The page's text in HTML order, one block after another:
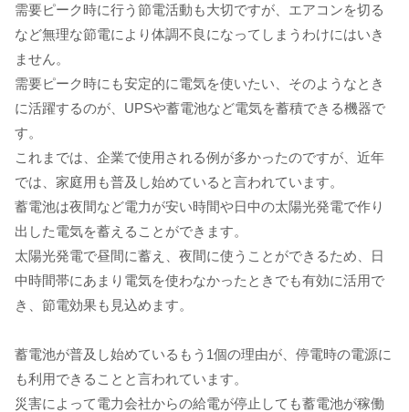
需要ピーク時に行う節電活動も大切ですが、エアコンを切る
など無理な節電により体調不良になってしまうわけにはいき
ません。
需要ピーク時にも安定的に電気を使いたい、そのようなとき
に活躍するのが、UPSや蓄電池など電気を蓄積できる機器で
す。
これまでは、企業で使用される例が多かったのですが、近年
では、家庭用も普及し始めていると言われています。
蓄電池は夜間など電力が安い時間や日中の太陽光発電で作り
出した電気を蓄えることができます。
太陽光発電で昼間に蓄え、夜間に使うことができるため、日
中時間帯にあまり電気を使わなかったときでも有効に活用で
き、節電効果も見込めます。
蓄電池が普及し始めているもう1個の理由が、停電時の電源に
も利用できることと言われています。
災害によって電力会社からの給電が停止しても蓄電池が稼働